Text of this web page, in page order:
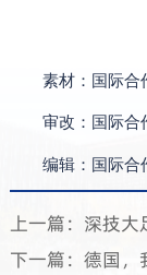
素材：国际合
审改：国际合
编辑：国际合
上一篇：深技大
下一篇：德国，